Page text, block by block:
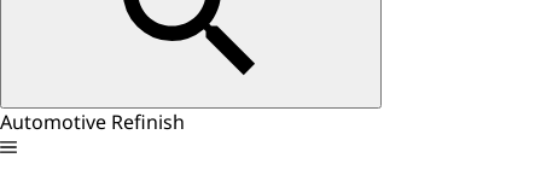
Automotive Refinish